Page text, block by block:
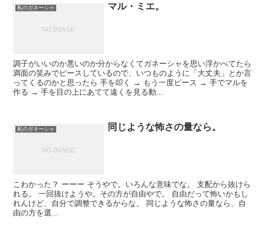
私のガネーシャ マル・ミエ。
調子がいいのか悪いのか分からなくてガネーシャを思い浮かべてたら
満面の笑みでピースしているので、いつものように「大丈夫」とか言
ってくるのかと思ったら 手を叩く → もう一度ピース → 手でマルを
作る → 手を目の上にあてて遠くを見る動...
私のガネーシャ 同じような怖さの量なら。
こわかった？ ーーー そうやで。いろんな意味でな。 支配から抜けら
れる。 一回抜けようや。その方が自由やで。 自由だって怖いかもし
れんけど、自分で調整できるからな。 同じような怖さの量なら、自
由の方を選...